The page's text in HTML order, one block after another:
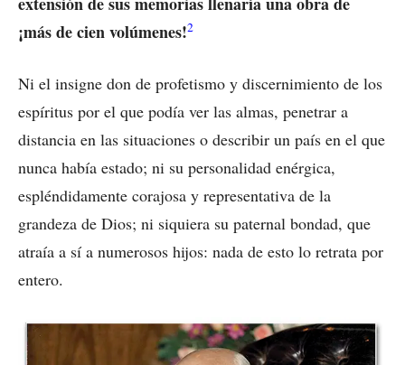
¡más de cien volúmenes!2
Ni el insigne don de profetismo y discernimiento de los
espíritus por el que podía ver las almas, penetrar a
distancia en las situaciones o describir un país en el que
nunca había estado; ni su personalidad enérgica,
espléndidamente corajosa y representativa de la
grandeza de Dios; ni siquiera su paternal bondad, que
atraía a sí a numerosos hijos: nada de esto lo retrata por
entero.